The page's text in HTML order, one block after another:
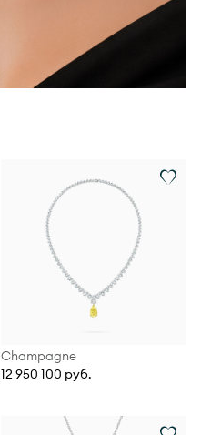
Champagne
12 950 100 руб.